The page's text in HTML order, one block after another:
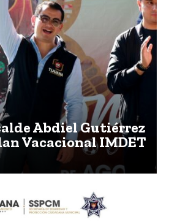
Abdiel Gutiérrez
Vacacional IMDET